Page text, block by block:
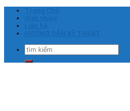
Skip
content
Tìm
kiếm: